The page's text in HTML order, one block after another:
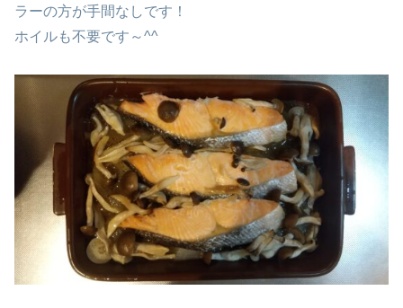
ラーの方が手間なしです！
ホイルも不要です～^^